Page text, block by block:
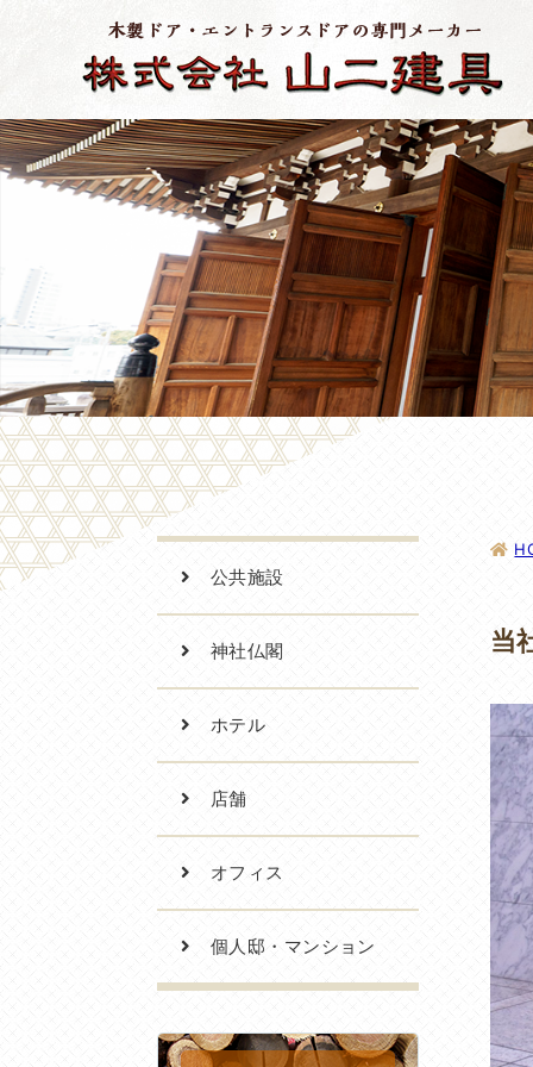
当
公共施設
神社仏閣
ホテル
店舗
オフィス
個人邸・マンション